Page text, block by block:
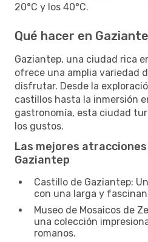
20°C y los 40°C.
Qué hacer en
Gaziantep, una ciudad rica
ofrece una amplia variedad
disfrutar. Desde la
castillos hasta la inmersión
gastronomía, esta ciudad
los gustos.
Las mejores
Gaziantep
Castillo de Gaziantep:
con una larga y
Museo de Mosaicos de
una colección
romanos.